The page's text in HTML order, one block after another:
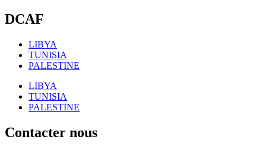
DCAF
LIBYA
TUNISIA
PALESTINE
LIBYA
TUNISIA
PALESTINE
Contacter nous